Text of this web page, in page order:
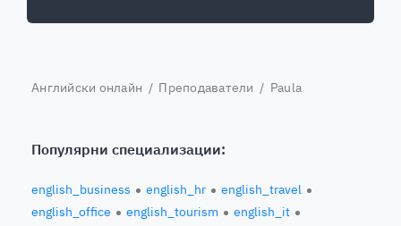
Английски онлайн / Преподаватели / Paula
Популярни специализации:
english_business english_hr
english_travel
english_office
english_tourism english_it